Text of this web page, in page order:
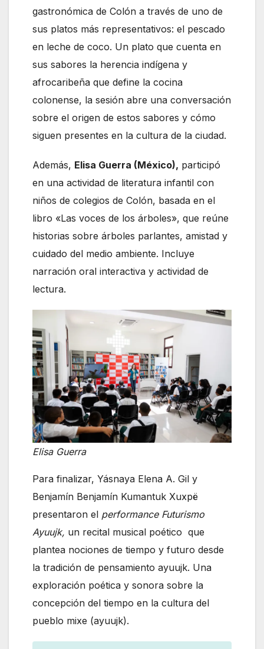
gastronómica de Colón a través de uno de
sus platos más representativos: el pescado
en leche de coco. Un plato que cuenta en
sus sabores la herencia indígena y
afrocaribeña que define la cocina
colonense, la sesión abre una conversación
sobre el origen de estos sabores y cómo
siguen presentes en la cultura de la ciudad.
Además, Elisa Guerra (México), participó
en una actividad de literatura infantil con
niños de colegios de Colón, basada en el
libro «Las voces de los árboles», que reúne
historias sobre árboles parlantes, amistad y
cuidado del medio ambiente. Incluye
narración oral interactiva y actividad de
lectura.
Elisa Guerra
Para finalizar, Yásnaya Elena A. Gil y
Benjamín Benjamín Kumantuk Xuxpë
presentaron el performance Futurismo
Ayuujk, un recital musical poético que
plantea nociones de tiempo y futuro desde
la tradición de pensamiento ayuujk. Una
exploración poética y sonora sobre la
concepción del tiempo en la cultura del
pueblo mixe (ayuujk).